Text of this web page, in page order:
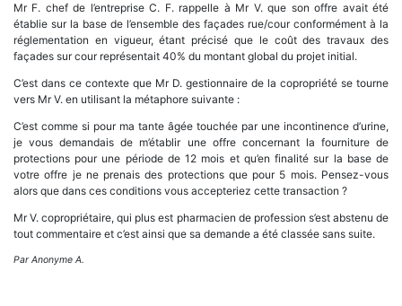
Mr F. chef de l’entreprise C. F. rappelle à Mr V. que son offre avait été
établie sur la base de l’ensemble des façades rue/cour conformément à la
réglementation en vigueur, étant précisé que le coût des travaux des
façades sur cour représentait 40% du montant global du projet initial.
C’est dans ce contexte que Mr D. gestionnaire de la copropriété se tourne
vers Mr V. en utilisant la métaphore suivante :
C’est comme si pour ma tante âgée touchée par une incontinence d’urine,
je vous demandais de m’établir une offre concernant la fourniture de
protections pour une période de 12 mois et qu’en finalité sur la base de
votre offre je ne prenais des protections que pour 5 mois. Pensez-vous
alors que dans ces conditions vous accepteriez cette transaction ?
Mr V. copropriétaire, qui plus est pharmacien de profession s’est abstenu de
tout commentaire et c’est ainsi que sa demande a été classée sans suite.
Par Anonyme A.